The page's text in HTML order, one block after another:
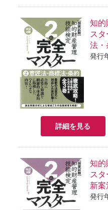
知的
ス
法・
発行
詳細を見る
知的
ス
新案
発行